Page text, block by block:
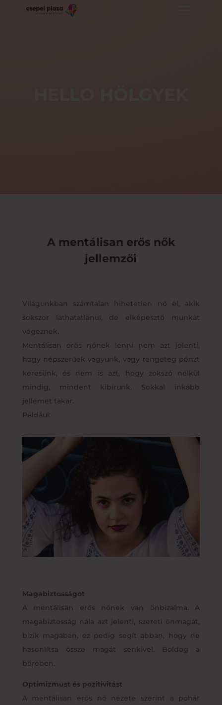
A mentálisan erős nők
jellemzői
Világunkban számtalan hihetetlen nő él, akik
sokszor láthatatlanul, de elképesztő munkát
végeznek.
Mentálisan erős nőnek lenni nem azt jelenti,
hogy népszerűek vagyunk, vagy rengeteg pénzt
keresünk, és nem is azt, hogy zokszó nélkül
mindig, mindent kibírunk. Sokkal inkább
jellemet takar.
Például:
Magabiztosságot
A mentálisan erős nőnek van önbizalma. A
magabiztosság nála azt jelenti, szereti önmagát,
bízik magában, ez pedig segít abban, hogy ne
hasonlítsa össze magát senkivel. Boldog a
bőrében.
Optimizmust és pozitivitást
A mentálisan erős nő nézete szerint a pohár